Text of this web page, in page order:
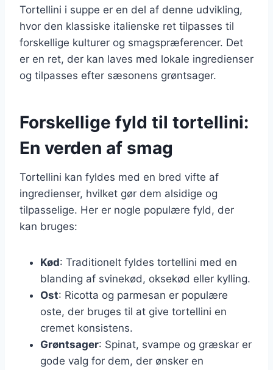
Tortellini i suppe er en del af denne udvikling,
hvor den klassiske italienske ret tilpasses til
forskellige kulturer og smagspræferencer. Det
er en ret, der kan laves med lokale ingredienser
og tilpasses efter sæsonens grøntsager.
Forskellige fyld til tortellini:
En verden af smag
Tortellini kan fyldes med en bred vifte af
ingredienser, hvilket gør dem alsidige og
tilpasselige. Her er nogle populære fyld, der
kan bruges:
Kød: Traditionelt fyldes tortellini med en
blanding af svinekød, oksekød eller kylling.
Ost: Ricotta og parmesan er populære
oste, der bruges til at give tortellini en
cremet konsistens.
Grøntsager: Spinat, svampe og græskar er
gode valg for dem, der ønsker en